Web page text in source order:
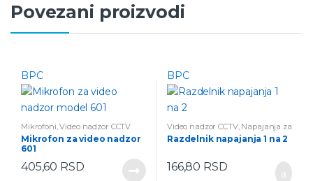
Povezani proizvodi
BPC
Mikrofoni ,Video nadzor CCTV
Mikrofon za video nadzor
601
405,60 RSD
BPC
Video nadzor CCTV, Napajanja za
kamere
Razdelnik napajanja 1 na 2
166,80 RSD